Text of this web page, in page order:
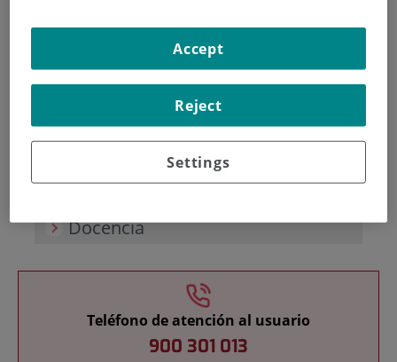
Investigación
Docencia
Teléfono de atención al usuario
900 301 013
Settings
Reject
Accept